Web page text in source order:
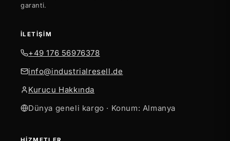
garanti.
İLETIŞIM
+49 176 56976378
info@industrialresell.de
Kurucu Hakkında
Dünya geneli kargo · Konum: Almanya